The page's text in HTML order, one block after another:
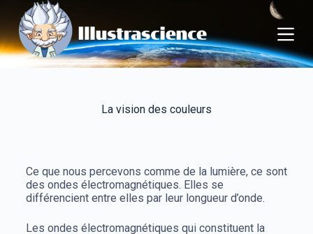
a
s
s
La vision des couleurs
Ce que nous percevons comme de la lumière, ce sont
des ondes électromagnétiques. Elles se
différencient entre elles par leur longueur d’onde.
Les ondes électromagnétiques qui constituent la